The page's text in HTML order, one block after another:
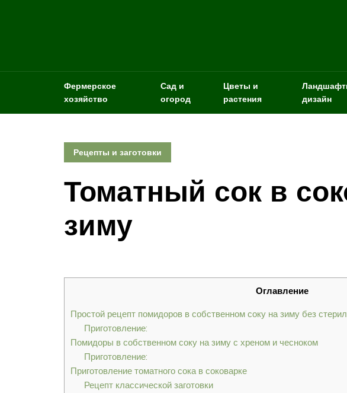
Фермерское
хозяйство
Сад и
огород
Цветы и
растения
дизайн
Рецепты и заготовки
Томатный сок в
зиму
Оглавление
Простой рецепт помидоров в собственном соку на зиму без
Приготовление:
Помидоры в собственном соку на зиму с хреном и чесноком
Приготовление:
Приготовление томатного сока в соковарке
Рецепт классической заготовки